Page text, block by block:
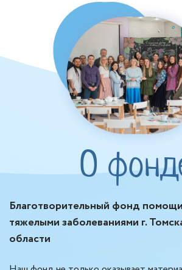
О
Благотворительный фонд
тяжелыми заболеваниями г.
области